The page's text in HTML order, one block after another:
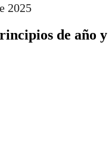
2025
de año y